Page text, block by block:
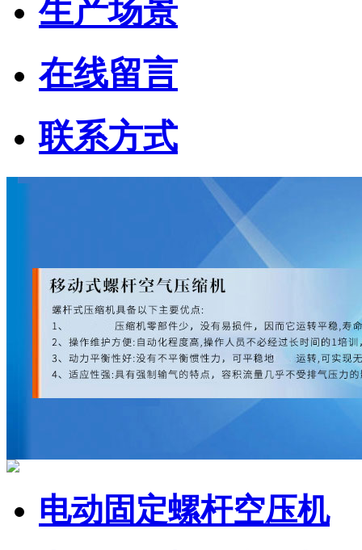
生产场景
在线留言
联系方式
电动固定螺杆空压机